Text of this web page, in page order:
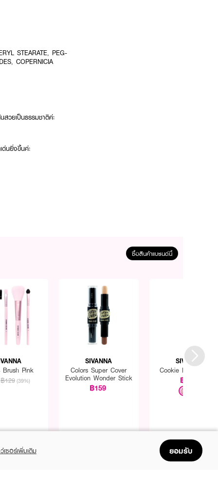
STEARATE, PEG-
COPERNICIA
สวยเป็นธรรมชาติค่ะ
ด่นยิ่งขึ้นค่ะ
ซื้อสินค้าแบรนด์นี้
Brush Pink
฿129 (39%)
SIVANNA
Colors Super Cover
Evolution Wonder Stick
฿159
SIVANNA
Cookie Baked
฿249
เซอร์เพิ่มเติม ยอมรับ